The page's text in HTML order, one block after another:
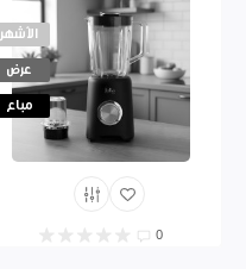
الأشهر
عرض
مباع
0